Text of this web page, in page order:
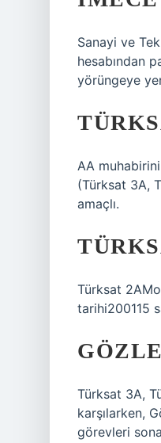
Sanayi ve
hesabından
yörüngeye
AA
(Türksat 3A,
amaçlı.
Türksat
tarihi200115
Türksat 3A,
karşılarken,
görevleri